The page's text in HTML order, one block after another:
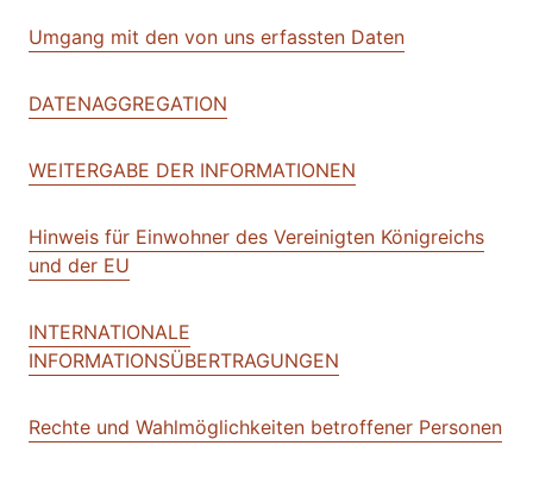
Umgang mit den von uns erfassten Daten
DATENAGGREGATION
WEITERGABE DER INFORMATIONEN
Hinweis für Einwohner des Vereinigten Königreichs
und der EU
INTERNATIONALE
INFORMATIONSÜBERTRAGUNGEN
Rechte und Wahlmöglichkeiten betroffener Personen